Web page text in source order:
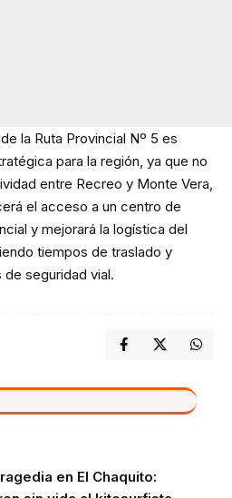
la Ruta Provincial Nº 5 es
para la región, ya que no
entre Recreo y Monte Vera,
el acceso a un centro de
y mejorará la logística del
tiempos de traslado y
seguridad vial.
en El Chaquito: